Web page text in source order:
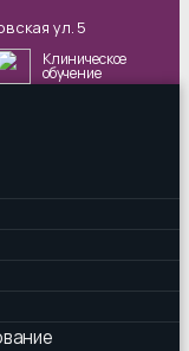
ул. 5
Клиническое
обучение